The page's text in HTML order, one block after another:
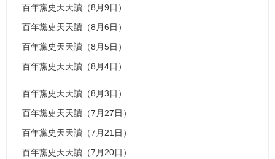
百年黨史天天讀（8月9日）
百年黨史天天讀（8月6日）
百年黨史天天讀（8月5日）
百年黨史天天讀（8月4日）
百年黨史天天讀（8月3日）
百年黨史天天讀（7月27日）
百年黨史天天讀（7月21日）
百年黨史天天讀（7月20日）